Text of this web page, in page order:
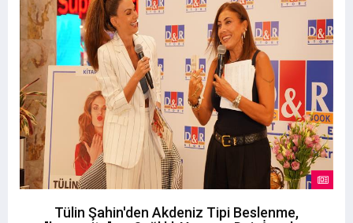
Tülin Şahin'den Akdeniz Tipi Beslenme,